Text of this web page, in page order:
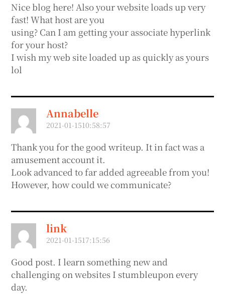
Nice blog here! Also your website loads up very
fast! What host are you
using? Can I am getting your associate hyperlink
for your host?
I wish my web site loaded up as quickly as yours
lol
Annabelle
2021-01-1510:58:57
Thank you for the good writeup. It in fact was a
amusement account it.
Look advanced to far added agreeable from you!
However, how could we communicate?
link
2021-01-1517:15:56
Good post. I learn something new and
challenging on websites I stumbleupon every
day.